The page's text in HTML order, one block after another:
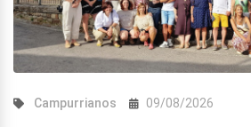
Campurrianos 09/08/2026